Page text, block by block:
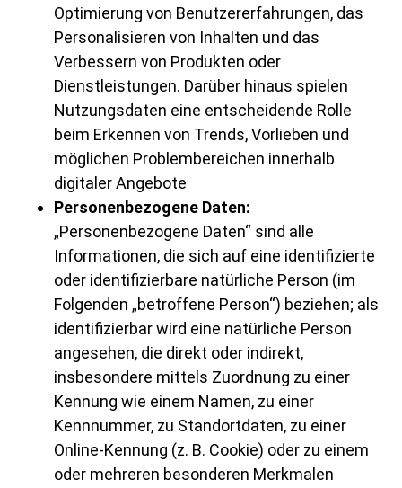
Optimierung von Benutzererfahrungen, das
Personalisieren von Inhalten und das
Verbessern von Produkten oder
Dienstleistungen. Darüber hinaus spielen
Nutzungsdaten eine entscheidende Rolle
beim Erkennen von Trends, Vorlieben und
möglichen Problembereichen innerhalb
digitaler Angebote
Personenbezogene Daten:
„Personenbezogene Daten“ sind alle
Informationen, die sich auf eine identifizierte
oder identifizierbare natürliche Person (im
Folgenden „betroffene Person“) beziehen; als
identifizierbar wird eine natürliche Person
angesehen, die direkt oder indirekt,
insbesondere mittels Zuordnung zu einer
Kennung wie einem Namen, zu einer
Kennnummer, zu Standortdaten, zu einer
Online-Kennung (z. B. Cookie) oder zu einem
oder mehreren besonderen Merkmalen